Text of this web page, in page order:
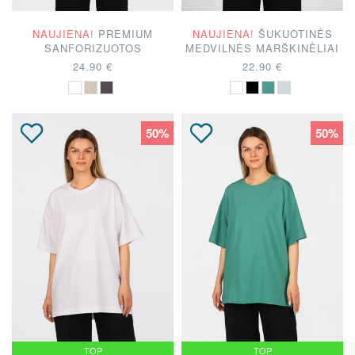
NAUJIENA! PREMIUM
SANFORIZUOTOS
MEDVILNĖS MARŠKINĖLIAI
24.90 €
NAUJIENA! ŠUKUOTINĖS
MEDVILNĖS MARŠKINĖLIAI
22.90 €
50%
TOP
50%
TOP